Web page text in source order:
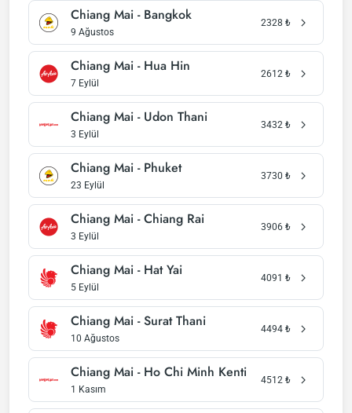
Chiang Mai - Bangkok
9 Ağustos
2328 ₺
Chiang Mai - Hua Hin
7 Eylül
2612 ₺
Chiang Mai - Udon Thani
3 Eylül
3432 ₺
Chiang Mai - Phuket
23 Eylül
3730 ₺
Chiang Mai - Chiang Rai
3 Eylül
3906 ₺
Chiang Mai - Hat Yai
5 Eylül
4091 ₺
Chiang Mai - Surat Thani
10 Ağustos
4494 ₺
Chiang Mai - Ho Chi Minh Kenti
1 Kasım
4512 ₺